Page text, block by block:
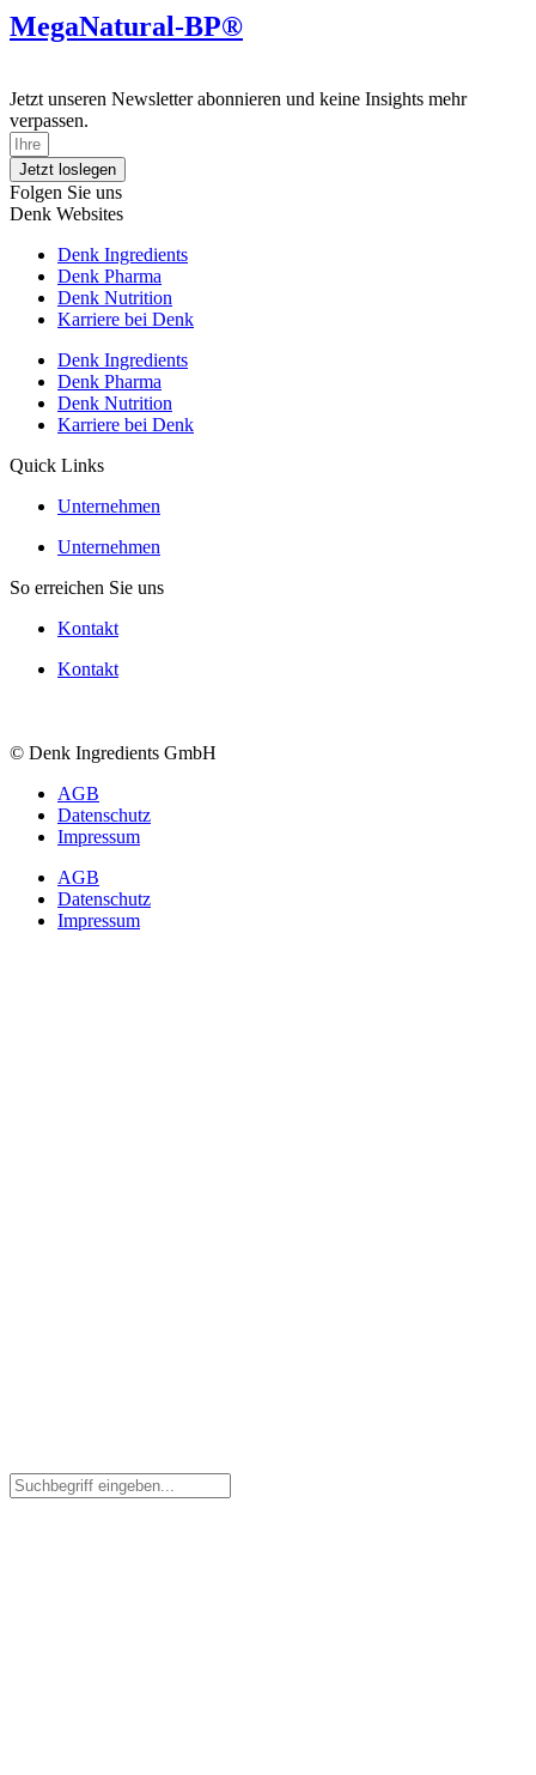
MegaNatural-BP®
Jetzt unseren Newsletter abonnieren und keine Insights mehr
verpassen.
Jetzt loslegen
Folgen Sie uns
Denk Websites
Denk Ingredients
Denk Pharma
Denk Nutrition
Karriere bei Denk
Denk Ingredients
Denk Pharma
Denk Nutrition
Karriere bei Denk
Quick Links
Unternehmen
Unternehmen
So erreichen Sie uns
Kontakt
Kontakt
© Denk Ingredients GmbH
AGB
Datenschutz
Impressum
AGB
Datenschutz
Impressum